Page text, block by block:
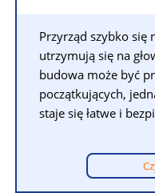
Przyrząd szybko się
utrzymują się na
budowa może być
początkujących,
staje się łatwe i